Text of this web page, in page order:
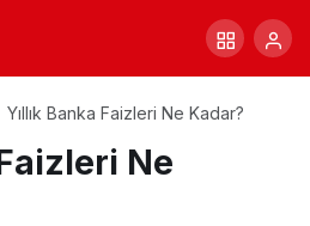
Yıllık Banka Faizleri Ne Kadar?
Ne
Ne Kadar?